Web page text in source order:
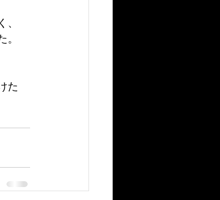
。
た